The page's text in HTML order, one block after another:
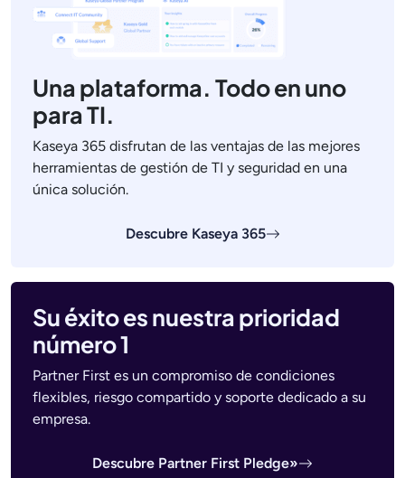
Una plataforma. Todo en uno
para TI.
Kaseya 365 disfrutan de las ventajas de las mejores
herramientas de gestión de TI y seguridad en una
única solución.
Descubre Kaseya 365
Su éxito es nuestra prioridad
número 1
Partner First es un compromiso de condiciones
flexibles, riesgo compartido y soporte dedicado a su
empresa.
Descubre Partner First Pledge»